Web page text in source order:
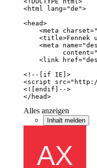
</head>
Alles anzeigen
Inhalt melden